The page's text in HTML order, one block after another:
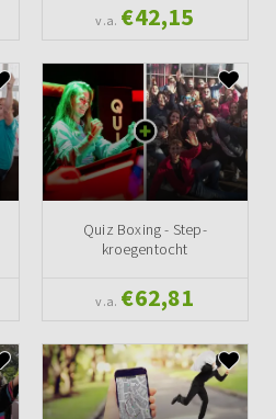
v.a. €42,15
Quiz Boxing - Step-
kroegentocht
v.a. €62,81